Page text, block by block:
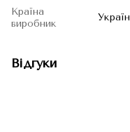
Країна
виробник
Відгуки